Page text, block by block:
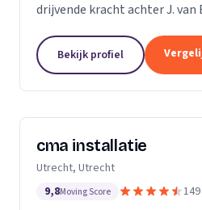
drijvende kracht achter J. van
ook een gepassioneerde
Bekijk profiel
cma installatie
Utrecht, Utrecht
9,8Moving Score